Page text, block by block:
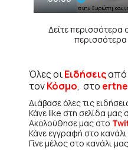
Δείτε περισσότερα
Όλες οιΕιδήσειςαπό
τονΚόσμο, στο
Διάβασε όλες τις
Κάνε like στη σελίδα μας
Ακολούθησε μας στο
Κάνε εγγραφή στο
Γίνε μέλος στο κανάλι